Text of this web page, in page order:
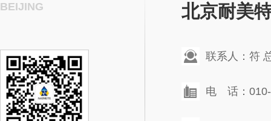
BEIJING 北京耐美
联系人：符
电 话：010-